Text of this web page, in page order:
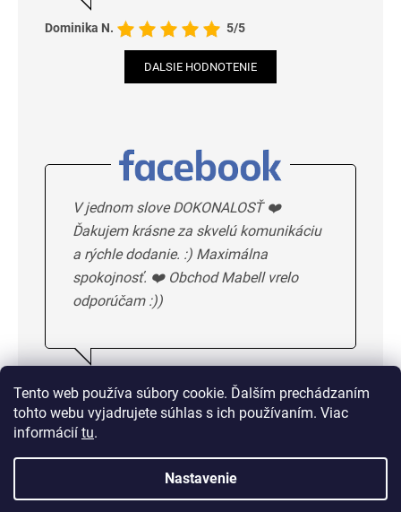
Tento web používa súbory cookie. Ďalším prechádzaním
tohto webu vyjadrujete súhlas s ich používaním. Viac
informácií tu.
Nastavenie
Dominika N. 5/5
DALSIE HODNOTENIE
V jednom slove DOKONALOSŤ ❤️
Ďakujem krásne za skvelú komunikáciu
a rýchle dodanie. :) Maximálna
spokojnosť. ❤️ Obchod Mabell vrelo
odporúčam :))
DALSIE HODNOTENIE